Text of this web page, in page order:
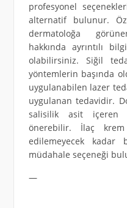
profesyonel
alternatif bulunur.
dermatoloğa
hakkında ayrıntılı
olabilirsiniz. Siğil
yöntemlerin başında
uygulanabilen lazer
uygulanan tedavidir.
salisilik asit içeren
önerebilir. İlaç
edilemeyecek
müdahale seçeneği
—